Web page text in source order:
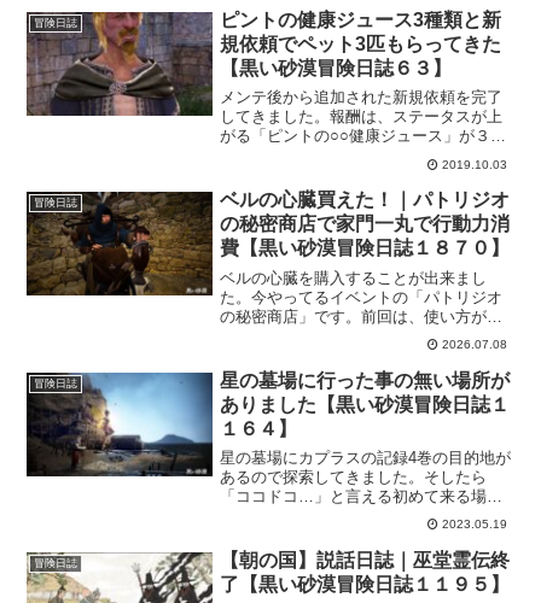
冒険日誌
ピントの健康ジュース3種類と新
規依頼でペット3匹もらってきた
【黒い砂漠冒険日誌６３】
メンテ後から追加された新規依頼を完了
してきました。報酬は、ステータスが上
がる「ピントの○○健康ジュース」が３種
類と、ペットが３匹。どれもお得なので
忘れずにもらっておきましょう。
2019.10.03
冒険日誌
ベルの心臓買えた！｜パトリジオ
の秘密商店で家門一丸で行動力消
費【黒い砂漠冒険日誌１８７０】
ベルの心臓を購入することが出来まし
た。今やってるイベントの「パトリジオ
の秘密商店」です。前回は、使い方がわ
からなかった「予約」ボタンの使い方を
理解していたので、資金不足で諦める必
要もなくすんなり購入することができま
した。
2026.07.08
冒険日誌
星の墓場に行った事の無い場所が
ありました【黒い砂漠冒険日誌１
１６４】
星の墓場にカプラスの記録4巻の目的地が
あるので探索してきました。そしたら
「ココドコ…」と言える初めて来る場所
がありました。星の墓場は「強い」とい
イメージしかなかったので、周りが全く
見えてなかったんでしょうねｗ目的地も
把握したので、とりあずはウロウロ。
2023.05.19
冒険日誌
【朝の国】説話日誌｜巫堂霊伝終
了【黒い砂漠冒険日誌１１９５】